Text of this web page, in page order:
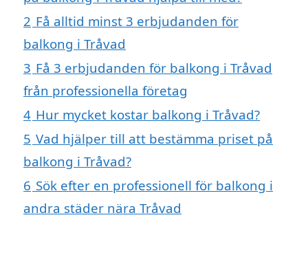
2 Få alltid minst 3 erbjudanden för
balkong i Tråvad
3 Få 3 erbjudanden för balkong i Tråvad
från professionella företag
4 Hur mycket kostar balkong i Tråvad?
5 Vad hjälper till att bestämma priset på
balkong i Tråvad?
6 Sök efter en professionell för balkong i
andra städer nära Tråvad